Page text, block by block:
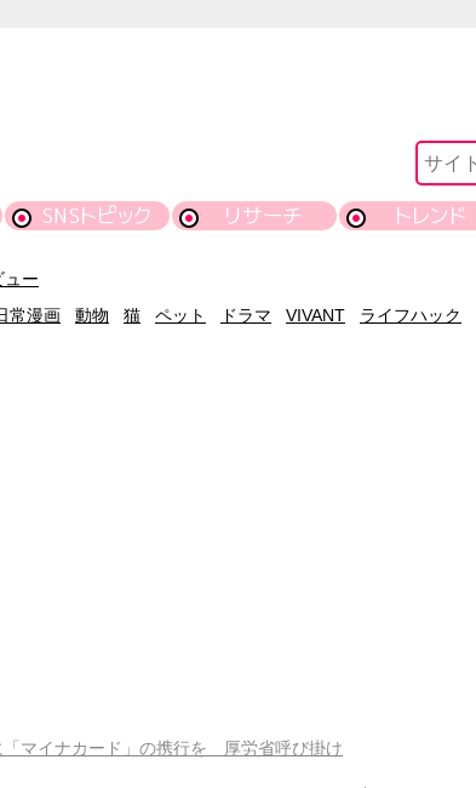
SNSトピック リサーチ トレンド
ュー
常漫画 動物 猫 ペット ドラマ VIVANT ライフハック
マイナカード」の携行を 厚労省呼び掛け